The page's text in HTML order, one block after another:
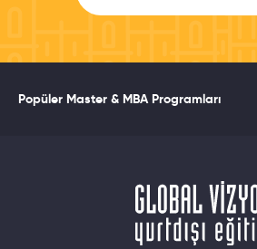
Popüler Master & MBA Programları